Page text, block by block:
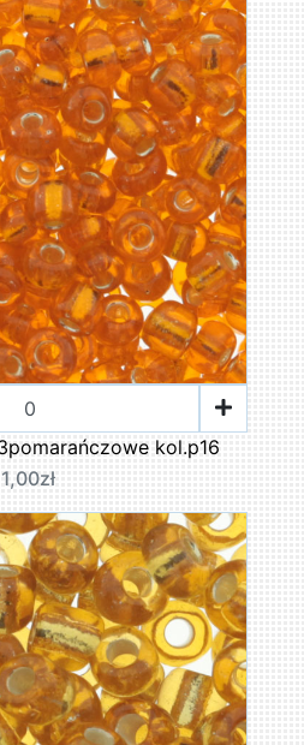
kol.p16
1,00zł